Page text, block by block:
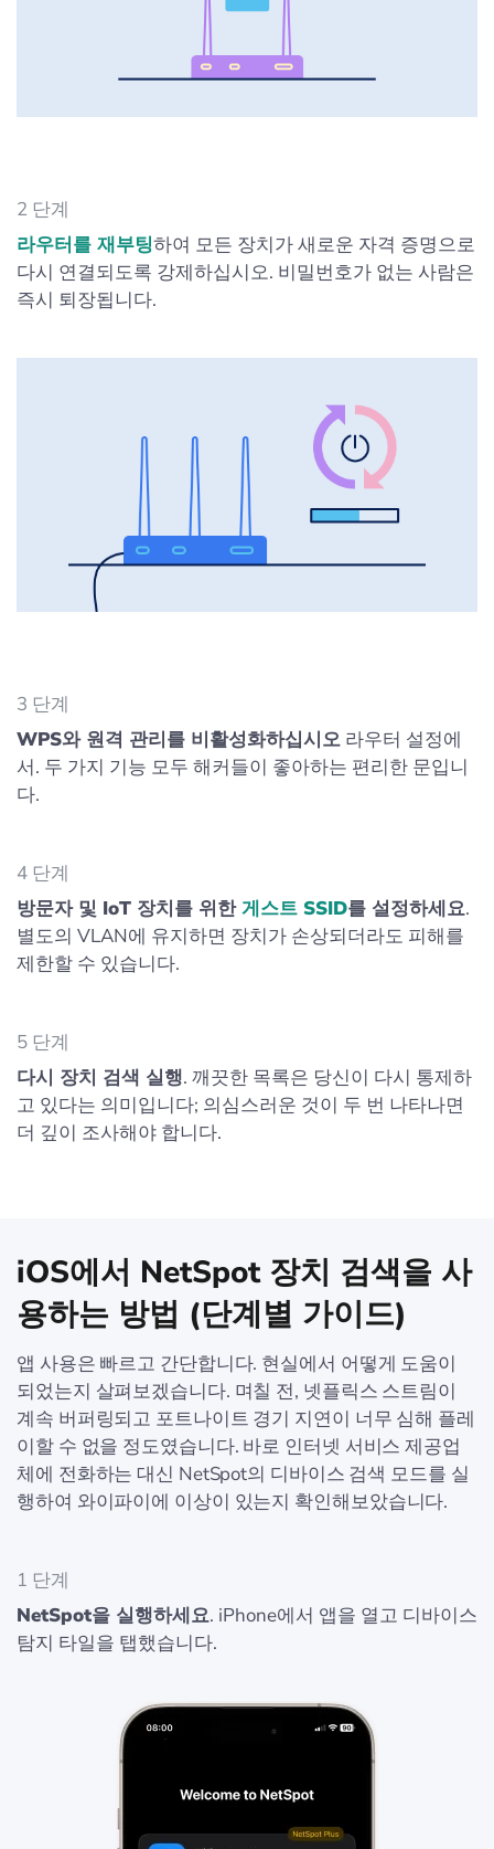
2 단계
라우터를 재부팅하여 모든 장치가 새로운 자격 증명으로
다시 연결되도록 강제하십시오. 비밀번호가 없는 사람은
즉시 퇴장됩니다.
3 단계
WPS와 원격 관리를 비활성화하십시오 라우터 설정에
서. 두 가지 기능 모두 해커들이 좋아하는 편리한 문입니
다.
4 단계
방문자 및 IoT 장치를 위한게스트 SSID를 설정하세요.
별도의 VLAN에 유지하면 장치가 손상되더라도 피해를
제한할 수 있습니다.
5 단계
다시 장치 검색 실행. 깨끗한 목록은 당신이 다시 통제하
고 있다는 의미입니다; 의심스러운 것이 두 번 나타나면
더 깊이 조사해야 합니다.
iOS에서 NetSpot 장치 검색을 사
용하는 방법 (단계별 가이드)
앱 사용은 빠르고 간단합니다. 현실에서 어떻게 도움이
되었는지 살펴보겠습니다. 며칠 전, 넷플릭스 스트림이
계속 버퍼링되고 포트나이트 경기 지연이 너무 심해 플레
이할 수 없을 정도였습니다. 바로 인터넷 서비스 제공업
체에 전화하는 대신 NetSpot의 디바이스 검색 모드를 실
행하여 와이파이에 이상이 있는지 확인해보았습니다.
1 단계
NetSpot을 실행하세요. iPhone에서 앱을 열고 디바이스
탐지 타일을 탭했습니다.